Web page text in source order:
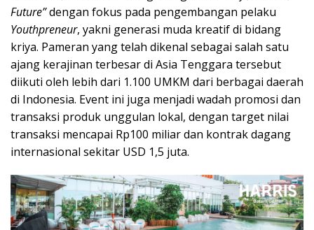
Future”dengan fokus pada pengembangan pelaku
Youthpreneur, yakni generasi muda kreatif di bidang
kriya. Pameran yang telah dikenal sebagai salah satu
ajang kerajinan terbesar di Asia Tenggara tersebut
diikuti oleh lebih dari 1.100 UMKM dari berbagai daerah
di Indonesia. Event ini juga menjadi wadah promosi dan
transaksi produk unggulan lokal, dengan target nilai
transaksi mencapai Rp100 miliar dan kontrak dagang
internasional sekitar USD 1,5 juta.